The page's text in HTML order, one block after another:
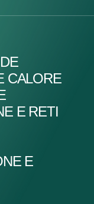
CALORE
E RETI
E